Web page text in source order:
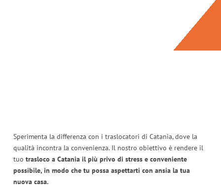
Sperimenta la differenza con i traslocatori di Catania, dove la
qualità incontra la convenienza. Il nostro obiettivo è rendere il
tuo trasloco a Catania il più privo di stress e conveniente
possibile, in modo che tu possa aspettarti con ansia la tua
nuova casa.